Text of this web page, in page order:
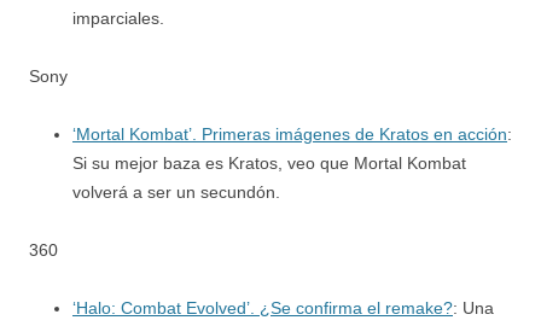
imparciales.
Sony
‘Mortal Kombat’. Primeras imágenes de Kratos en acción:
Si su mejor baza es Kratos, veo que Mortal Kombat
volverá a ser un secundón.
360
‘Halo: Combat Evolved’. ¿Se confirma el remake?: Una